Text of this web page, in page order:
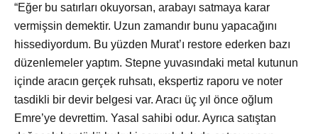
“Eğer bu satırları okuyorsan, arabayı satmaya karar
vermişsin demektir. Uzun zamandır bunu yapacağını
hissediyordum. Bu yüzden Murat’ı restore ederken bazı
düzenlemeler yaptım. Stepne yuvasındaki metal kutunun
içinde aracın gerçek ruhsatı, ekspertiz raporu ve noter
tasdikli bir devir belgesi var. Aracı üç yıl önce oğlum
Emre’ye devrettim. Yasal sahibi odur. Ayrıca satıştan